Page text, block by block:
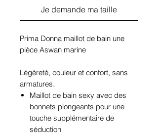
Je demande ma taille
Prima Donna maillot de bain une
pièce Aswan marine
Légèreté, couleur et confort, sans
armatures.
Maillot de bain sexy avec des
bonnets plongeants pour une
touche supplémentaire de
séduction